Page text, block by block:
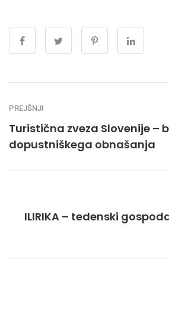
PREJŠNJI
Turistična zveza Slovenije –
dopustniškega obnašanja
ILIRIKA – tedenski